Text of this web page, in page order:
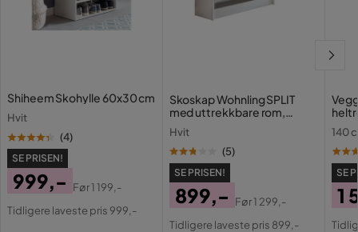
Shiheem Skohylle 60x30 cm
Hvit
(4)
SE PRISEN!
Pris
999,-
Original
Før1 199,-
Tidligere laveste pris 999,-
Skoskap Wohnling SPLIT
med uttrekkbare rom,
foliert sponplate Hvit
Hvit
(5)
SE PRISEN!
Pris
899,-
Original
Før1 299,-
Tidligere laveste pris 899,-
stil
140
SE
1